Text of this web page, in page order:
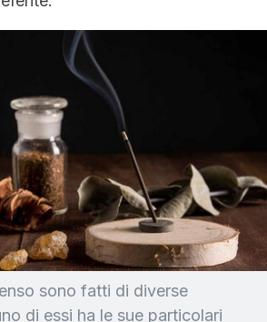
sono fatti di diverse
di essi ha le sue particolari